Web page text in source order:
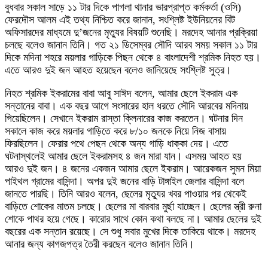
বুধবার সকাল সাড়ে ১১ টার দিকে পাগলা থানার ভারপ্রাপ্ত কর্মকর্তা (ওসি)
ফেরদৌস আলম এই তথ্য নিশ্চিত করে জানান, সংশ্লিষ্ট ইউনিয়নের বিট
অফিসারদের মাধ্যমে দু’জনের মৃত্যুর বিষয়টি শুনেছি। মরদেহ আনার প্রক্রিয়া
চলছে বলেও জানান তিনি। গত ২১ ডিসেম্বর সৌদি আরব সময় সকাল ১১ টার
দিকে মদিনা শহরে ময়লার গাড়িকে পিছন থেকে ৪ বাংলাদেশী শ্রমিক নিহত হয়।
এতে আরও দুই জন আহত হয়েছেন বলেও জানিয়েছে সংশ্লিষ্ট সুত্র।
নিহত শ্রমিক ইকরামের বাবা আবু সাঈদ বলেন, আমার ছেলে ইকরাম এক
সন্তানের বাবা। এক বছর আগে সংসারের হাল ধরতে সৌদি আরবের মদিনায়
গিয়েছিলেন। সেখানে ইকরাম রাস্তা ক্লিনারের কাজ করতেন। ঘটনার দিন
সকালে কাজ করে ময়লার গাড়িতে করে ৮/১০ জনকে নিয়ে নিজ বাসায়
ফিরছিলেন। ফেরার পথে পেছন থেকে অন্য গাড়ি ধাক্কা দেয়। এতে
ঘটনাস্থলেই আমার ছেলে ইকরামসহ ৪ জন মারা যান। এসময় আহত হয়
আরও দুই জন। ৪ জনের একজন আমার ছেলে ইকরাম। আরেকজন সুমন মিয়া
পাইথল গ্রামের বাসিন্দা। অপর দুই জনের বাড়ি টাঙ্গাইল জেলার বাসিন্দা বলে
জানতে পারছি। তিনি আরও বলেন, ছেলের মৃত্যুর খবর পাওয়ার পর থেকেই
বাড়িতে শোকের মাতম চলছে। ছেলের মা বারবার মুর্ছা যাচ্ছেন। ছেলের স্ত্রী রুনা
শোকে পাথর হয়ে গেছে। কারোর সাথে কোন কথা বলছে না। আমার ছেলের দুই
বছরের এক সন্তান রয়েছে। সে শুধু সবার মুখের দিকে তাকিয়ে থাকে। মরদেহ
আনার জন্য কাগজপত্র তৈরী করছেন বলেও জানান তিনি।